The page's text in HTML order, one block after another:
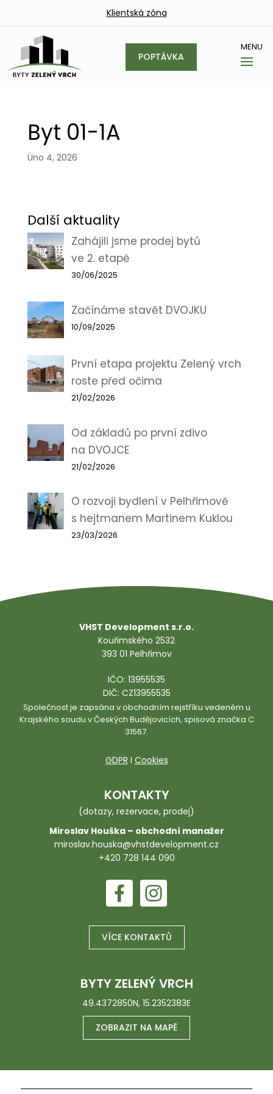
Klientská zóna
POPTÁVKA
Byt 01-1A
Úno 4, 2026
Další aktuality
Zahájili jsme prodej bytů
ve 2. etapě
30/06/2025
Začínáme stavět DVOJKU
10/09/2025
První etapa projektu Zelený vrch
roste před očima
21/02/2026
Od základů po první zdivo
na DVOJCE
21/02/2026
O rozvoji bydlení v Pelhřimově
s hejtmanem Martinem Kuklou
23/03/2026
VHST Development s.r.o.
Kouřimského 2532
393 01 Pelhřimov
IČO: 13955535
DIČ: CZ13955535
Společnost je zapsána v obchodním rejstříku vedeném u
Krajského soudu v Českých Budějovicích, spisová značka C
31567.
GDPR I Cookies
KONTAKTY
(dotazy, rezervace, prodej)
Miroslav Houška – obchodní manažer
miroslav.houska@vhstdevelopment.cz
+420 728 144 090
VÍCE KONTAKTŮ
BYTY ZELENÝ VRCH
49.4372850N, 15.2352383E
ZOBRAZIT NA MAPĚ